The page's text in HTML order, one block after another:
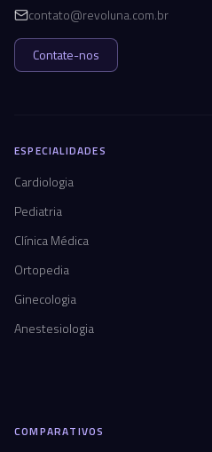
contato@revoluna.com.br
Contate-nos
ESPECIALIDADES
Cardiologia
Pediatria
Clínica Médica
Ortopedia
Ginecologia
Anestesiologia
COMPARATIVOS